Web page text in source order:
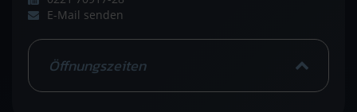
E-Mail senden
Öffnungszeiten